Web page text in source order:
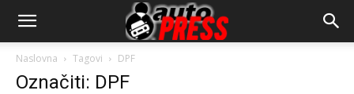
AutopressHR
Naslovna Tagovi DPF
Označiti: DPF